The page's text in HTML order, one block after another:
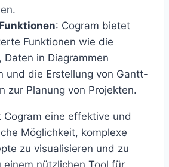
: Cogram bietet
Funktionen wie die
Daten in Diagrammen
und die Erstellung von Gantt-
zur Planung von Projekten.
eine effektive und
Möglichkeit, komplexe
zu visualisieren und zu
nützlichen Tool für